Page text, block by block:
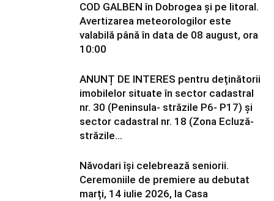
COD GALBEN în Dobrogea și pe litoral.
Avertizarea meteorologilor este
valabilă până în data de 08 august, ora
10:00
ANUNȚ DE INTERES pentru deținătorii
imobilelor situate în sector cadastral
nr. 30 (Peninsula- străzile P6- P17) și
sector cadastral nr. 18 (Zona Ecluză-
străzile...
Năvodari își celebrează seniorii.
Ceremoniile de premiere au debutat
marți, 14 iulie 2026, la Casa